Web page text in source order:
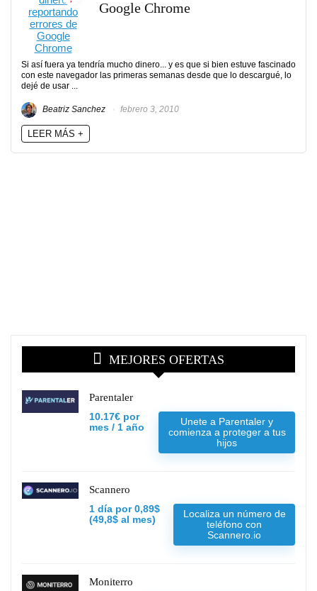
Google Chrome
Si así fuera ya tendría mucho dinero... y es que si bien estuve fascinado
con este navegador las primeras semanas desde que lo descargué, lo
dejé de usar ...
Beatriz Sanchez febrero 3, 2010
LEER MÁS +
MEJORES OFERTAS
Parentaler
10.17€ por
mes / 1 año
Unete a Parentaler y
comienza a proteger a tus
hijos
Scannero
1 día por 0,89$
(49,8$ al mes)
Localiza un número de
teléfono con
Scannero.io
Moniterro